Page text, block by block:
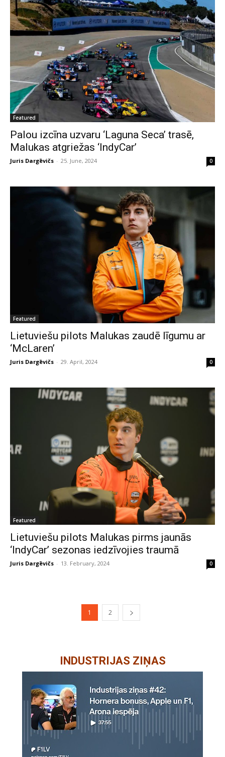
Featured
Palou izcīna uzvaru ‘Laguna Seca’ trasē,
Malukas atgriežas ‘IndyCar’
Juris Dargēvičs - 25. June, 2024 0
Featured
Lietuviešu pilots Malukas zaudē līgumu ar
‘McLaren’
Juris Dargēvičs - 29. April, 2024 0
Featured
Lietuviešu pilots Malukas pirms jaunās
‘IndyCar’ sezonas iedzīvojies traumā
Juris Dargēvičs - 13. February, 2024 0
1 2
INDUSTRIJAS ZIŅAS